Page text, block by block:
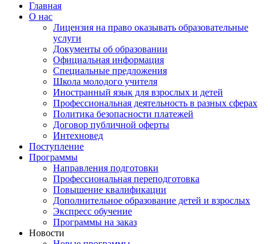
Главная
О нас
Лицензия на право оказывать образовательные
услуги
Документы об образовании
Официальная информация
Специальные предложения
Школа молодого учителя
Иностранный язык для взрослых и детей
Профессиональная деятельность в разных сферах
Политика безопасности платежей
Договор публичной оферты
Интехновед
Поступление
Программы
Направления подготовки
Профессиональная переподготовка
Повышение квалификации
Дополнительное образование детей и взрослых
Экспресс обучение
Программы на заказ
Новости